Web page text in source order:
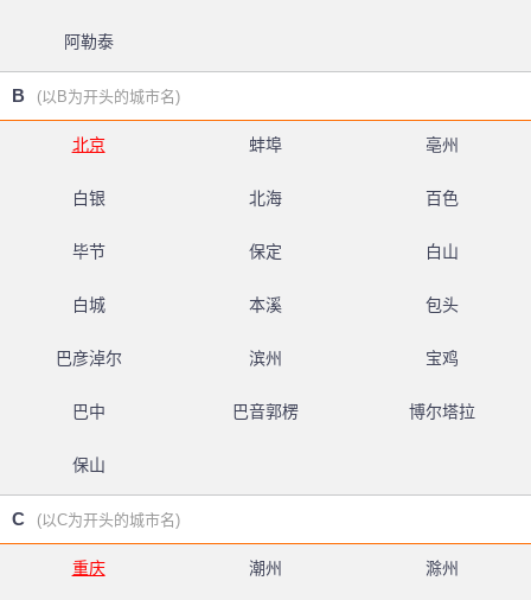
阿勒泰
B (以B为开头的城市名)
北京 蚌埠 亳州
白银 北海 百色
毕节 保定 白山
白城 本溪 包头
巴彦淖尔 滨州 宝鸡
巴中 巴音郭楞 博尔塔拉
保山
C (以C为开头的城市名)
重庆 潮州 滁州